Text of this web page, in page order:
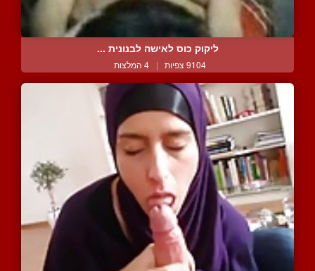
ליקוק כוס לאישה לבנונית ...
9104 צפיות | 4 המלצות